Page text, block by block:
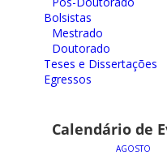
Bolsistas
Mestrado
Doutorado
Teses e Dissertações
Egressos
Calendário de
AGOSTO